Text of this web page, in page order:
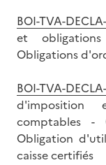
BOI-TVA-
et
Obligations
BOI-TVA-
d'imposition
comptables -
Obligation
caisse certifiés